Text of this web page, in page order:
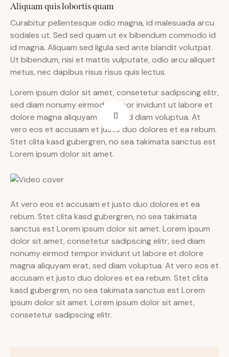
Aliquam quis lobortis quam
Curabitur pellentesque odio magna, id malesuada arcu
sodales ut. Sed sed quam ut ex bibendum commodo id
id magna. Aliquam sed ligula sed ante blandit volutpat.
Ut bibendum, nisi et mattis vulputate, odio arcu aliquet
metus, nec dapibus risus risus quis lectus.
Lorem ipsum dolor sit amet, consetetur sadipscing elitr,
sed diam nonumy eirmod tempor invidunt ut labore et
dolore magna aliquyam erat, sed diam voluptua. At
vero eos et accusam et justo duo dolores et ea rebum.
Stet clita kasd gubergren, no sea takimata sanctus est
Lorem ipsum dolor sit amet.
At vero eos et accusam et justo duo dolores et ea
rebum. Stet clita kasd gubergren, no sea takimata
sanctus est Lorem ipsum dolor sit amet. Lorem ipsum
dolor sit amet, consetetur sadipscing elitr, sed diam
nonumy eirmod tempor invidunt ut labore et dolore
magna aliquyam erat, sed diam voluptua. At vero eos et
accusam et justo duo dolores et ea rebum. Stet clita
kasd gubergren, no sea takimata sanctus est Lorem
ipsum dolor sit amet. Lorem ipsum dolor sit amet,
consetetur sadipscing elitr.